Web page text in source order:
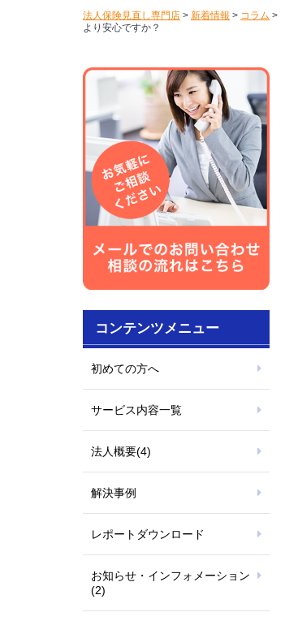
法人保険見直し専門店 > 新着情報 > コラム >
より安心ですか？
コンテンツメニュー
初めての方へ
サービス内容一覧
法人概要(4)
解決事例
レポートダウンロード
お知らせ・インフォメーション
(2)